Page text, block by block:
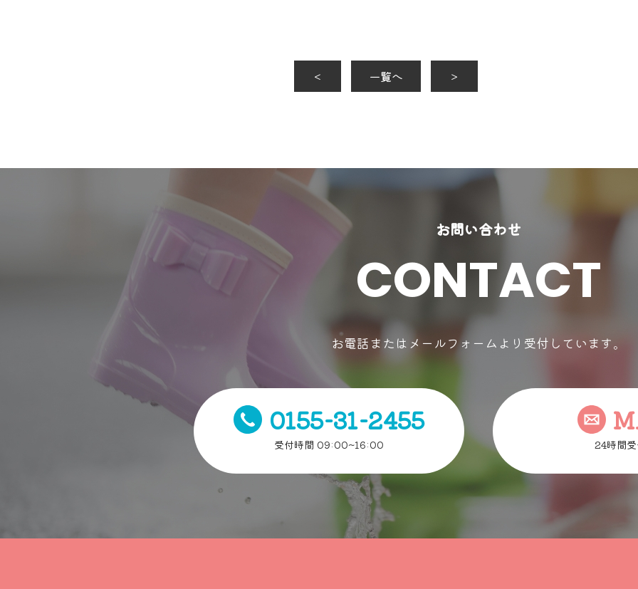
＜ 一覧へ ＞
お問い合わせ
CONTACT
お電話またはメールフォームより受付しています。
0155-31-2455
受付時間 09:00~16:00 24時間